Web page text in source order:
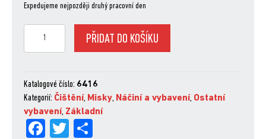
Expedujeme nejpozději druhý pracovní den
ks,
univerzální
množství
PŘIDAT DO KOŠÍKU
Katalogové číslo: 6416
Kategorií: Čištění, Misky, Náčiní a vybavení, Ostatní
vybavení, Základní
Fa
Tw